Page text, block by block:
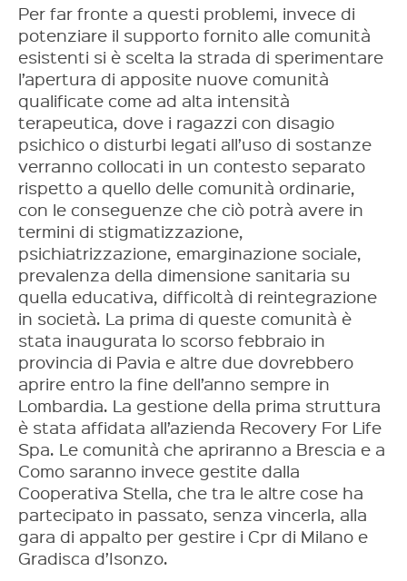
Per far fronte a questi problemi, invece di
potenziare il supporto fornito alle comunità
esistenti si è scelta la strada di sperimentare
l’apertura di apposite nuove comunità
qualificate come ad alta intensità
terapeutica, dove i ragazzi con disagio
psichico o disturbi legati all’uso di sostanze
verranno collocati in un contesto separato
rispetto a quello delle comunità ordinarie,
con le conseguenze che ciò potrà avere in
termini di stigmatizzazione,
psichiatrizzazione, emarginazione sociale,
prevalenza della dimensione sanitaria su
quella educativa, difficoltà di reintegrazione
in società. La prima di queste comunità è
stata inaugurata lo scorso febbraio in
provincia di Pavia e altre due dovrebbero
aprire entro la fine dell’anno sempre in
Lombardia. La gestione della prima struttura
è stata affidata all’azienda Recovery For Life
Spa. Le comunità che apriranno a Brescia e a
Como saranno invece gestite dalla
Cooperativa Stella, che tra le altre cose ha
partecipato in passato, senza vincerla, alla
gara di appalto per gestire i Cpr di Milano e
Gradisca d’Isonzo.